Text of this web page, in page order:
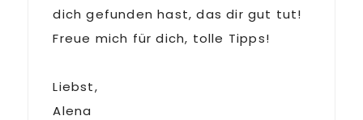
dich gefunden hast, das dir gut tut!
Freue mich für dich, tolle Tipps!
Liebst,
Alena